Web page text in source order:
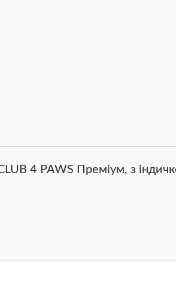
4 PAWS Преміум, з